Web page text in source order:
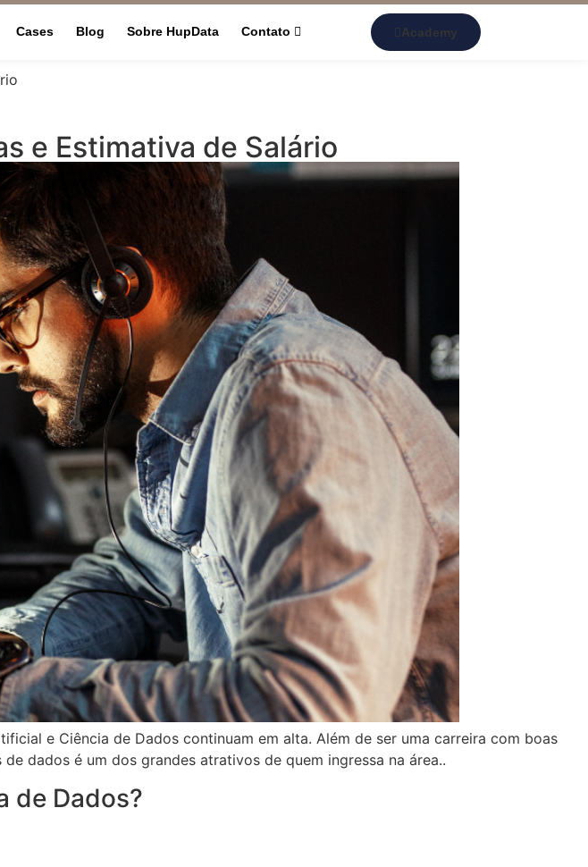
Cases Blog Sobre HupData Contato Academy
e Estimativa de Salário
e Ciência de Dados continuam em alta. Além de ser uma carreira com boas
dados é um dos grandes atrativos de quem ingressa na área..
de Dados?